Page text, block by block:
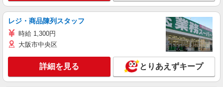
レジ・商品陳列スタッフ
時給 1,300円
大阪市中央区
詳細を見る とりあえずキープ